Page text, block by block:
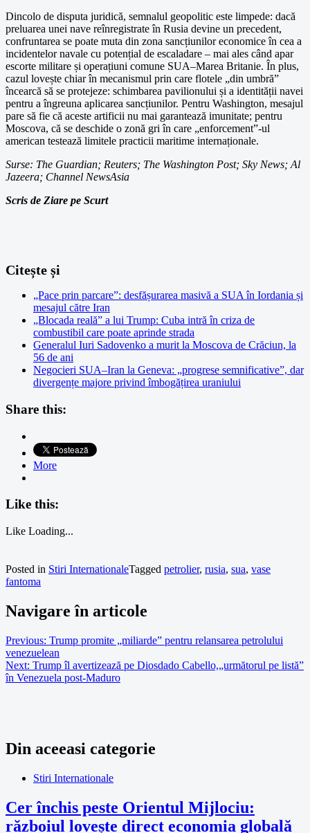
Dincolo de disputa juridică, semnalul geopolitic este limpede: dacă
preluarea unei nave reînregistrate în Rusia devine un precedent,
confruntarea se poate muta din zona sancțiunilor economice în cea a
incidentelor navale cu potențial de escaladare – mai ales când apar
escorte militare și operațiuni comune SUA–Marea Britanie. În plus,
cazul lovește chiar în mecanismul prin care flotele „din umbră”
încearcă să se protejeze: schimbarea pavilionului și a identității navei
pentru a îngreuna aplicarea sancțiunilor. Pentru Washington, mesajul
pare să fie că aceste artificii nu mai garantează imunitate; pentru
Moscova, că se deschide o zonă gri în care „enforcement”-ul
american testează limitele practicii maritime internaționale.
Surse: The Guardian; Reuters; The Washington Post; Sky News; Al
Jazeera; Channel NewsAsia
Scris de Ziare pe Scurt
Citește și
„Pace prin parcare”: desfășurarea masivă a SUA în Iordania și
mesajul către Iran
„Blocada reală” a lui Trump: Cuba intră în criza de
combustibil care poate aprinde strada
Generalul Iuri Sadovenko a murit la Moscova de Crăciun, la
56 de ani
Negocieri SUA–Iran la Geneva: „progrese semnificative”, dar
divergențe majore privind îmbogățirea uraniului
Share this:
More
Like this:
Like Loading...
Posted in Stiri InternationaleTagged petrolier, rusia, sua, vase
fantoma
Navigare în articole
Previous: Trump promite „miliarde” pentru relansarea petrolului
venezuelean
Next: Trump îl avertizează pe Diosdado Cabello,„următorul pe listă”
în Venezuela post-Maduro
Din aceeasi categorie
Stiri Internationale
Cer închis peste Orientul Mijlociu:
războiul lovește direct economia globală